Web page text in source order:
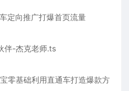
定向推广打爆首页流量
伴-杰克老师.ts